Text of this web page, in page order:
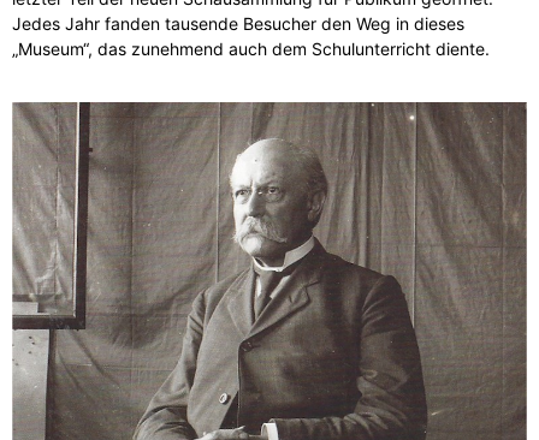
Jedes Jahr fanden tausende Besucher den Weg in dieses
„Museum“, das zunehmend auch dem Schulunterricht diente.